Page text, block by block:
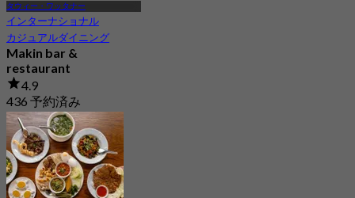
タウィー・ワッタナー
インターナショナル
カジュアルダイニング
Makin bar &
restaurant
4.9
436 予約済み
から ฿ 449.75